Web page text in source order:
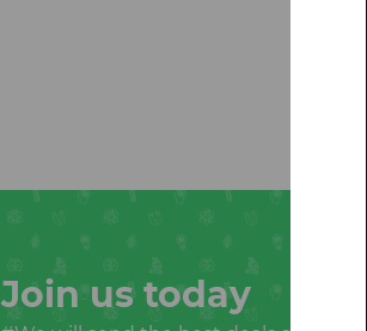
Join us today